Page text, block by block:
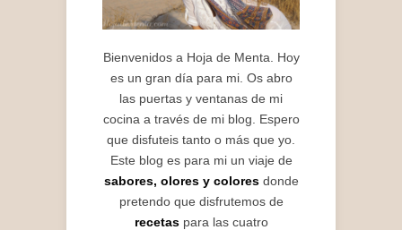
Bienvenidos a Hoja de Menta. Hoy
es un gran día para mi. Os abro
las puertas y ventanas de mi
cocina a través de mi blog. Espero
que disfuteis tanto o más que yo.
Este blog es para mi un viaje de
sabores, olores y coloresdonde
pretendo que disfrutemos de
recetaspara las cuatro